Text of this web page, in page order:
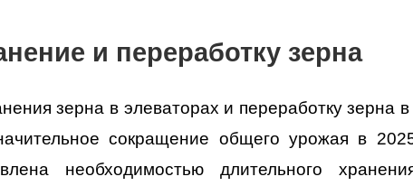
и переработку зерна
зерна в элеваторах и переработку зерна
сокращение общего урожая в
необходимостью длительного